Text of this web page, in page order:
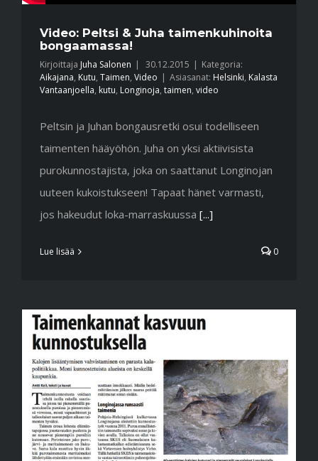
Video: Peltsi & Juha taimenkuhinoita
bongaamassa!
Kirjoittaja Juha Salonen | 30.12.2015 | Kategoria:
Aikajana, Kutu, Taimen, Video | Asiasanat: Helsinki, Kalasta
Vantaanjoella, kutu, Longinoja, taimen, video
Peltsin ja Juhan bongausretki osui todelliseen
taimenten hääyöhön. Juha on yksi aktiivisista
purokunnostajista, joka on saattanut Longinojan
uuteen kukoistukseen! Tapaat hänet varmasti,
jos hakeudut loka-marraskuussa [...]
Lue lisää 0